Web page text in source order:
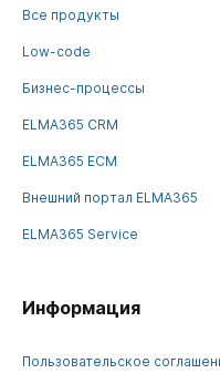
Все продукты
Low-code
Бизнес-процессы
ELMA365 CRM
ELMA365 ECM
Внешний портал ELMA365
ELMA365 Service
Информация
Пользовательское